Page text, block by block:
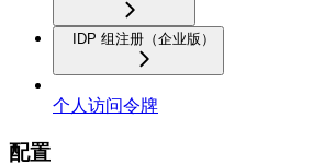
IDP 组注册（企业版）
个人访问令牌
配置